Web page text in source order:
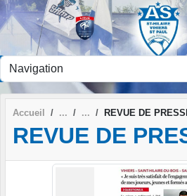
Accueil REVUE DE
REVUE DE
Panneau de gestion des cookies